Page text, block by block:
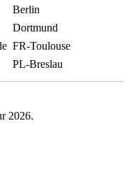
Berlin
Dortmund
FR-Toulouse
PL-Breslau